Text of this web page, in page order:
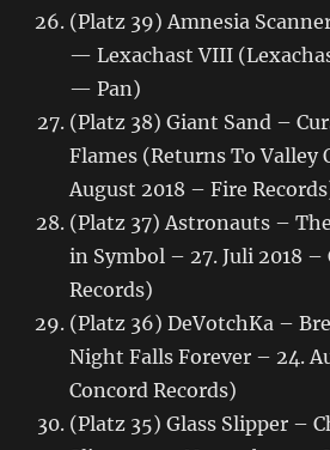
(Platz 39) Amnesia
— Lexachast VIII
— Pan)
(Platz 38) Giant Sand –
Flames (Returns To Valley
August 2018 – Fire
(Platz 37) Astronauts –
in Symbol – 27. Juli 2018 –
Records)
(Platz 36) DeVotchKa –
Night Falls Forever – 24.
Concord Records)
(Platz 35) Glass Slipper –